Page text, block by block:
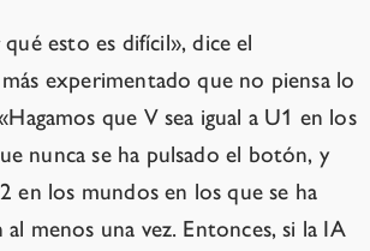
esto es difícil», dice el
experimentado que no piensa lo
que V sea igual a U1 en los
nunca se ha pulsado el botón, y
en los mundos en los que se ha
menos una vez. Entonces, si la IA